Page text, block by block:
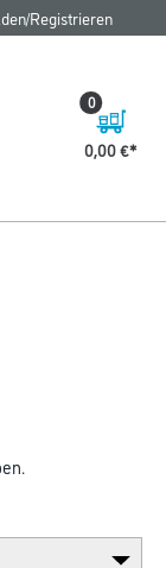
Registrieren
0,00 €
0